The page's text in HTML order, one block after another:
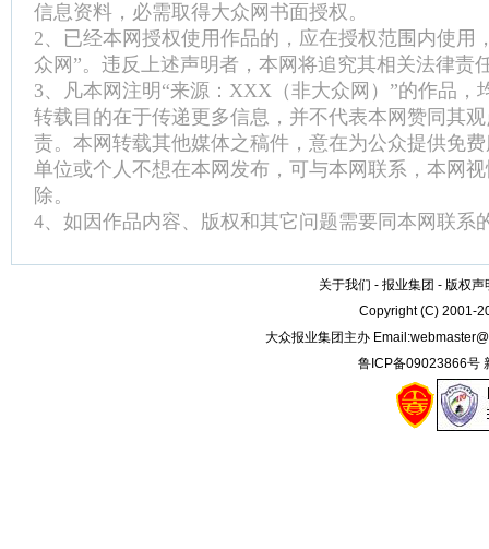
信息资料，必需取得大众网书面授权。
2、已经本网授权使用作品的，应在授权范围内使用
众网”。违反上述声明者，本网将追究其相关法律责
3、凡本网注明“来源：XXX（非大众网）”的作品，
转载目的在于传递更多信息，并不代表本网赞同其
责。本网转载其他媒体之稿件，意在为公众提供免
单位或个人不想在本网发布，可与本网联系，本网
除。
4、如因作品内容、版权和其它问题需要同本网联系
关于我们 - 报业集团 - 版权声
Copyright (C) 2001-
大众报业集团主办 Email:
鲁ICP备09023866号